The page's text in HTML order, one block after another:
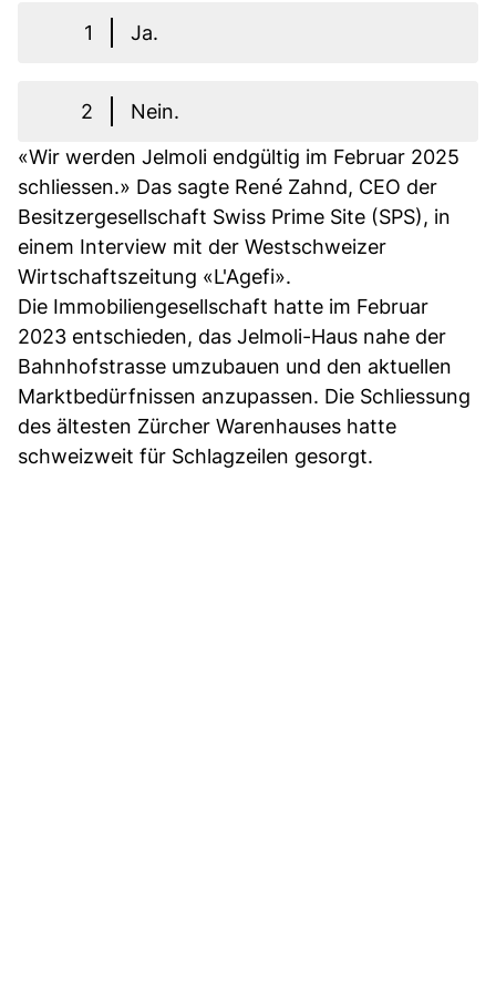
1 Ja.
2
Nein.
«Wir werden Jelmoli endgültig im Februar 2025
schliessen.» Das sagte René Zahnd, CEO der
Besitzergesellschaft Swiss Prime Site (SPS), in
einem Interview mit der Westschweizer
Wirtschaftszeitung «L'Agefi».
Die Immobiliengesellschaft hatte im Februar
2023 entschieden, das Jelmoli-Haus nahe der
Bahnhofstrasse umzubauen und den aktuellen
Marktbedürfnissen anzupassen. Die Schliessung
des ältesten Zürcher Warenhauses hatte
schweizweit für Schlagzeilen gesorgt.